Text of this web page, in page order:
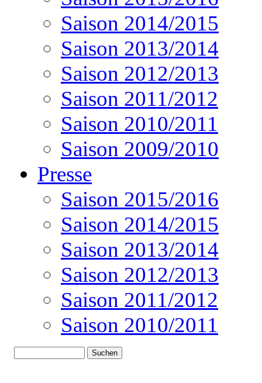
Saison 2014/2015
Saison 2013/2014
Saison 2012/2013
Saison 2011/2012
Saison 2010/2011
Saison 2009/2010
Presse
Saison 2015/2016
Saison 2014/2015
Saison 2013/2014
Saison 2012/2013
Saison 2011/2012
Saison 2010/2011